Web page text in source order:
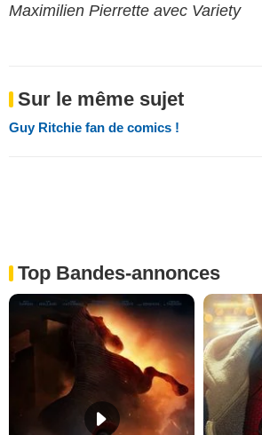
Maximilien Pierrette avec Variety
Sur le même sujet
Guy Ritchie fan de comics !
Top Bandes-annonces